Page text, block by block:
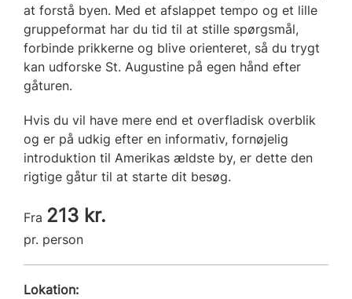
at forstå byen. Med et afslappet tempo og et lille
gruppeformat har du tid til at stille spørgsmål,
forbinde prikkerne og blive orienteret, så du trygt
kan udforske St. Augustine på egen hånd efter
gåturen.
Hvis du vil have mere end et overfladisk overblik
og er på udkig efter en informativ, fornøjelig
introduktion til Amerikas ældste by, er dette den
rigtige gåtur til at starte dit besøg.
Fra 213 kr.
pr. person
Lokation: